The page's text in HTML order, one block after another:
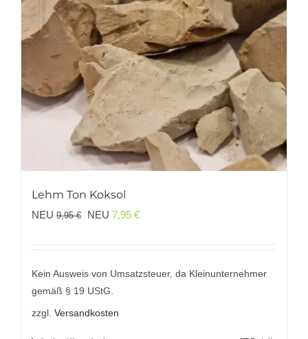
Lehm Ton Koksol
NEU 9,95€
Ursprünglicher
9,95 €
NEU 7,95 €Aktueller
7,95 €.
Kein Ausweis von Umsatzsteuer, da Kleinunternehmer
gemäß § 19 UStG.
zzgl. Versandkosten